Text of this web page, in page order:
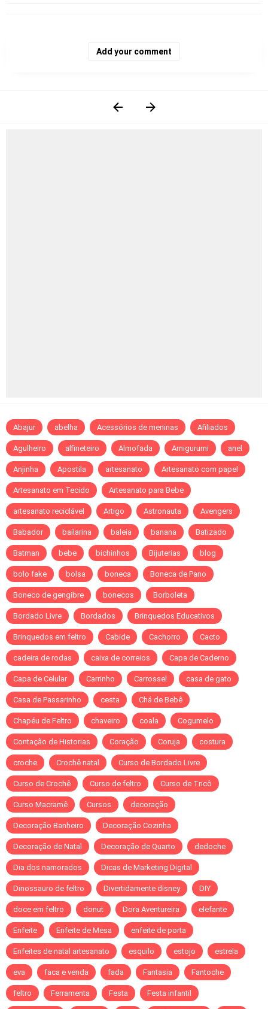
Add your comment
Abajur abelha Acessórios de meninas Afiliados
Agulheiro alfineteiro Almofada Amigurumi anel
Anjinha Apostila artesanato Artesanato com papel
Artesanato em Tecido Artesanato para Bebe
artesanato reciclável Artigo Astronauta Avengers
Babador bailarina baleia banana Batizado
Batman bebe bichinhos Bijuterias blog
bolo fake bolsa boneca Boneca de Pano
Boneco de gengibre bonecos Borboleta
Bordado Livre Bordados Brinquedos Educativos
Brinquedos em feltro Cabide Cachorro Cacto
cadeira de rodas caixa de correios Capa de Caderno
Capa de Celular Carrinho Carrossel casa de gato
Casa de Passarinho cesta Chá de Bebê
Chapéu de Feltro chaveiro coala Cogumelo
Contação de Historias Coração Coruja costura
croche Crochê natal Curso de Bordado Livre
Curso de Crochê Curso de feltro Curso de Tricô
Curso Macramê Cursos decoração
Decoração Banheiro Decoração Cozinha
Decoração de Natal Decoração de Quarto dedoche
Dia dos namorados Dicas de Marketing Digital
Dinossauro de feltro Divertidamente disney DIY
doce em feltro donut Dora Aventureira elefante
Enfeite Enfeite de Mesa enfeite de porta
Enfeites de natal artesanato esquilo estojo estrela
eva faca e venda fada Fantasia Fantoche
feltro Ferramenta Festa Festa infantil